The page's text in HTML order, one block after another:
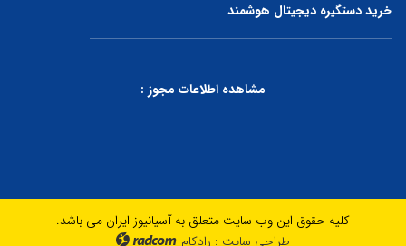
خرید دستگیره دیجیتال هوشمند
مشاهده اطلاعات مجوز :
کلیه حقوق این وب سایت متعلق به آسیانیوز ایران می باشد.
طراحی سایت : رادکام radcom